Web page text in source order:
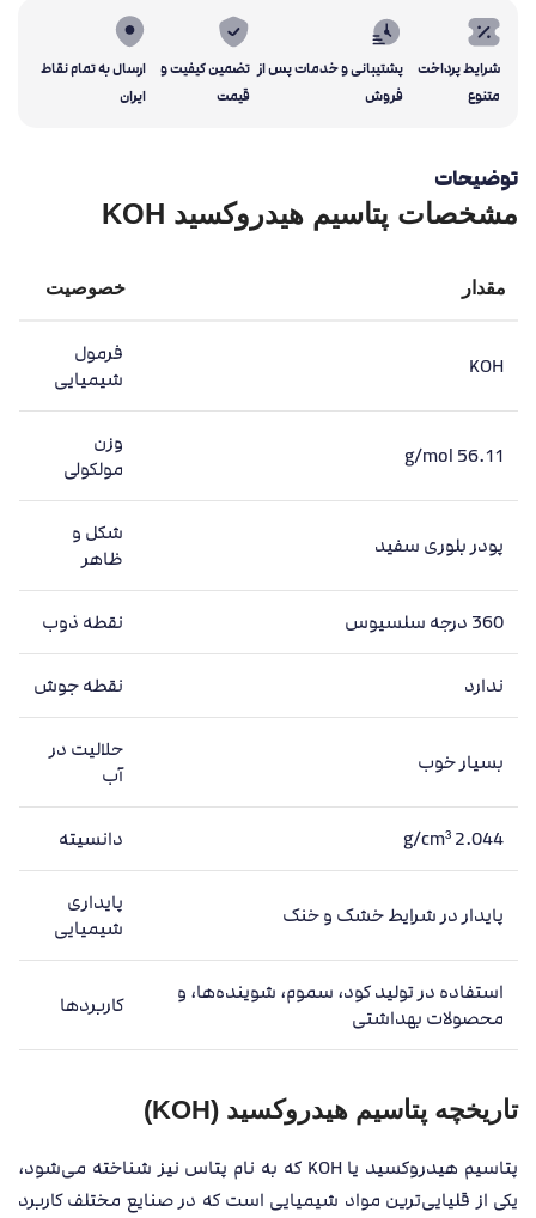
شرایط پرداخت
متنوع
پشتیبانی و خدمات پس از
فروش
تضمین کیفیت و
قیمت
ارسال به تمام نقاط
ایران
توضیحات
مشخصات پتاسیم هیدروکسید KOH
مقدار خصوصیت
KOH
فرمول
شیمیایی
56.11 g/mol
وزن
مولکولی
پودر بلوری سفید
شکل و
ظاهر
360 درجه سلسیوس نقطه ذوب
ندارد نقطه جوش
بسیار خوب
حلالیت در
آب
2.044 g/cm³ دانسیته
پایدار در شرایط خشک و خنک
پایداری
شیمیایی
استفاده در تولید کود، سموم، شوینده‌ها، و
محصولات بهداشتی
کاربردها
تاریخچه پتاسیم هیدروکسید (KOH)
پتاسیم هیدروکسید یا KOH که به نام پتاس نیز شناخته می‌شود،
یکی از قلیایی‌ترین مواد شیمیایی است که در صنایع مختلف کاربرد